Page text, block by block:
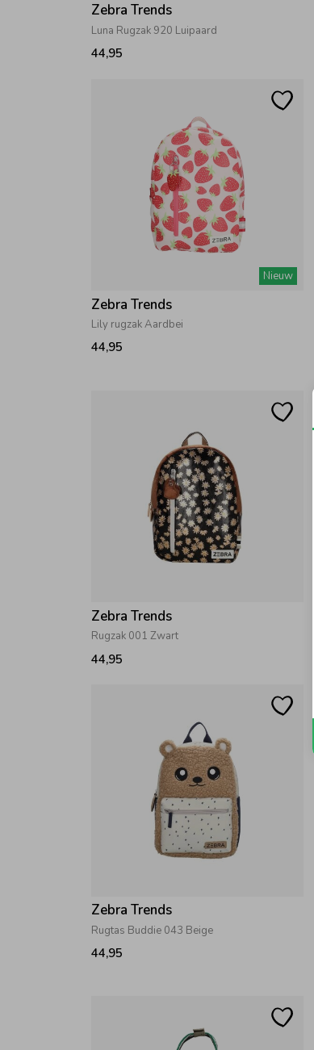
Zebra Trends
Luna Rugzak 920 Luipaard
44,95
Nieuw
Zebra Trends
Lily rugzak Aardbei
44,95
Zebra Trends
Rugzak 001 Zwart
44,95
Zebra Trends
Rugtas Buddie 043 Beige
44,95